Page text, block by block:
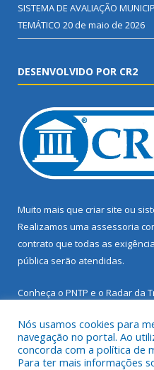
SISTEMA DE AVALIAÇÃO
TEMÁTICO 20 de maio de 2026
DESENVOLVIDO POR CR2
Muito mais que criar site ou
Realizamos uma assessoria
contrato que todas as
pública serão atendidas.
Conheça o PNTP e o Radar da
Todos os direitos reservados
Nós usamos cookies para
navegação no portal. Ao
concorda com a política de
Para ter mais informações